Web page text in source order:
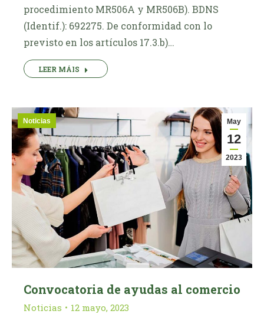
procedimiento MR506A y MR506B). BDNS
(Identif.): 692275. De conformidad con lo
previsto en los artículos 17.3.b)…
LEER MÁIS
May
12
2023
Noticias
Convocatoria de ayudas al comercio
Noticias 12 mayo, 2023